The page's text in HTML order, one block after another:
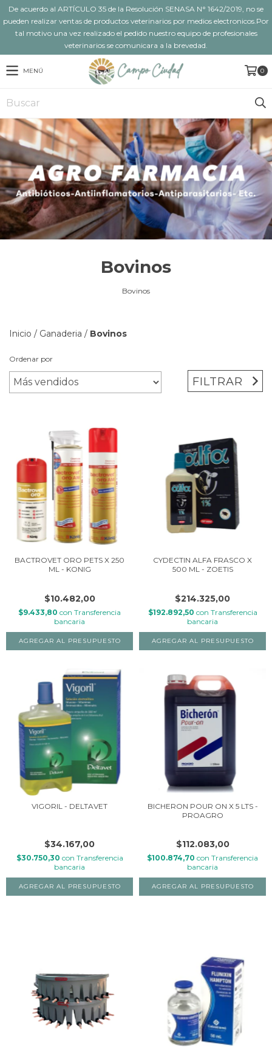
De acuerdo al ARTÍCULO 35 de la Resolución SENASA N° 1642/2019, no se
pueden realizar ventas de productos veterinarios por medios electronicos.Por
tal motivo una vez realizado el pedido nuestro equipo de profesionales
veterinarios se comunicara a la brevedad.
MENÚ 0
Bovinos
Bovinos
Inicio / Ganaderia / Bovinos
Ordenar por
FILTRAR
BACTROVET ORO PETS X 250
ML - KONIG
$10.482,00
$9.433,80 con Transferencia
bancaria
CYDECTIN ALFA FRASCO X
500 ML - ZOETIS
$214.325,00
$192.892,50 con Transferencia
bancaria
VIGORIL - DELTAVET
$34.167,00
$30.750,30 con Transferencia
bancaria
BICHERON POUR ON X 5 LTS -
PROAGRO
$112.083,00
$100.874,70 con Transferencia
bancaria